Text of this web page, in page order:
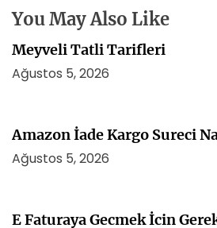
s
i
You May Also Like
Meyveli Tatli Tarifleri
Ağustos 5, 2026
Amazon İade Kargo Sureci
Ağustos 5, 2026
E Faturaya Gecmek İcin